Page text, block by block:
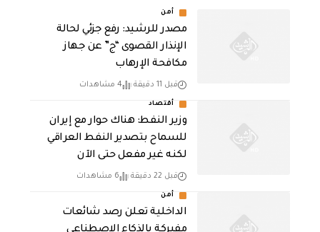
أمن
مصدر للرشيد: رفع جزئي لحالة
الإنذار القصوى “ج” عن جهاز
مكافحة الإرهاب
قبل 11 دقيقة 4 مشاهدات
أقتصاد
وزير النفط: هناك حوار مع إيران
للسماح بتصدير النفط العراقي
لكنه غير مفعل حتى الآن
قبل 22 دقيقة 6 مشاهدات
أمن
الداخلية تعلن رصد شائعات
مفبركة بالذكاء الاصطناعي